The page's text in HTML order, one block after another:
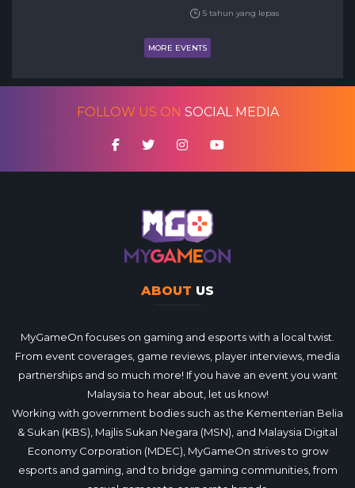
5 tahun yang lepas
MORE EVENTS
FOLLOW US ON SOCIAL MEDIA
ABOUT US
MyGameOn focuses on gaming and esports with a local twist.
From event coverages, game reviews, player interviews, media
partnerships and so much more! If you have an event you want
Malaysia to hear about, let us know!
Working with government bodies such as the Kementerian Belia
& Sukan (KBS), Majlis Sukan Negara (MSN), and Malaysia Digital
Economy Corporation (MDEC), MyGameOn strives to grow
esports and gaming, and to bridge gaming communities, from